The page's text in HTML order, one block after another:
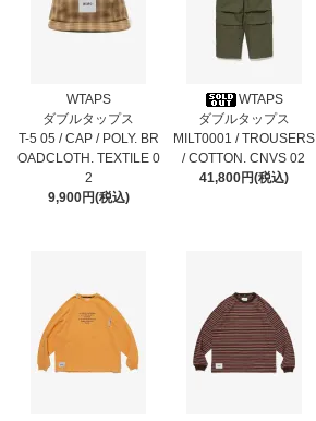
WTAPS
ダブルタップス
T-5 05 / CAP / POLY. BR
OADCLOTH. TEXTILE 0
2
9,900円(税込)
WTAPS
ダブルタップス
MILT0001 / TROUSERS
/ COTTON. CNVS 02
41,800円(税込)